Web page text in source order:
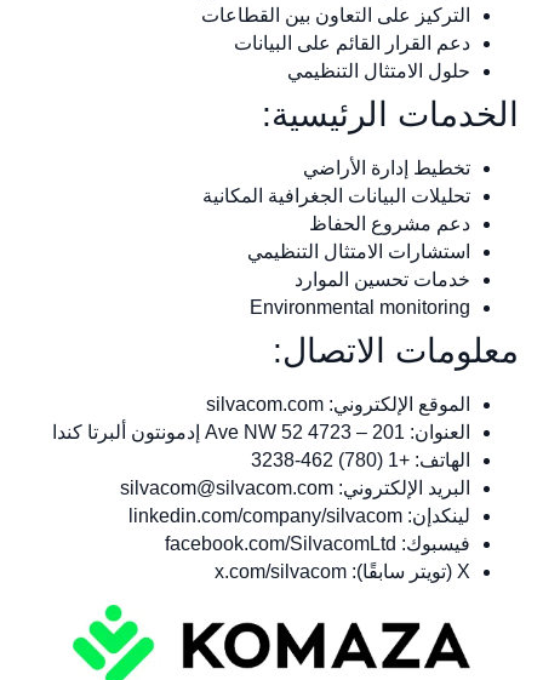
التركيز على التعاون بين القطاعات
دعم القرار القائم على البيانات
حلول الامتثال التنظيمي
الخدمات الرئيسية:
تخطيط إدارة الأراضي
تحليلات البيانات الجغرافية المكانية
دعم مشروع الحفاظ
استشارات الامتثال التنظيمي
خدمات تحسين الموارد
Environmental monitoring
معلومات الاتصال:
الموقع الإلكتروني: silvacom.com
العنوان: 201 – 4723 52 Ave NW إدمونتون ألبرتا كندا
الهاتف: +1 (780) 462-3238
البريد الإلكتروني: silvacom@silvacom.com
لينكدإن: linkedin.com/company/silvacom
فيسبوك: facebook.com/SilvacomLtd
X (تويتر سابقًا): x.com/silvacom